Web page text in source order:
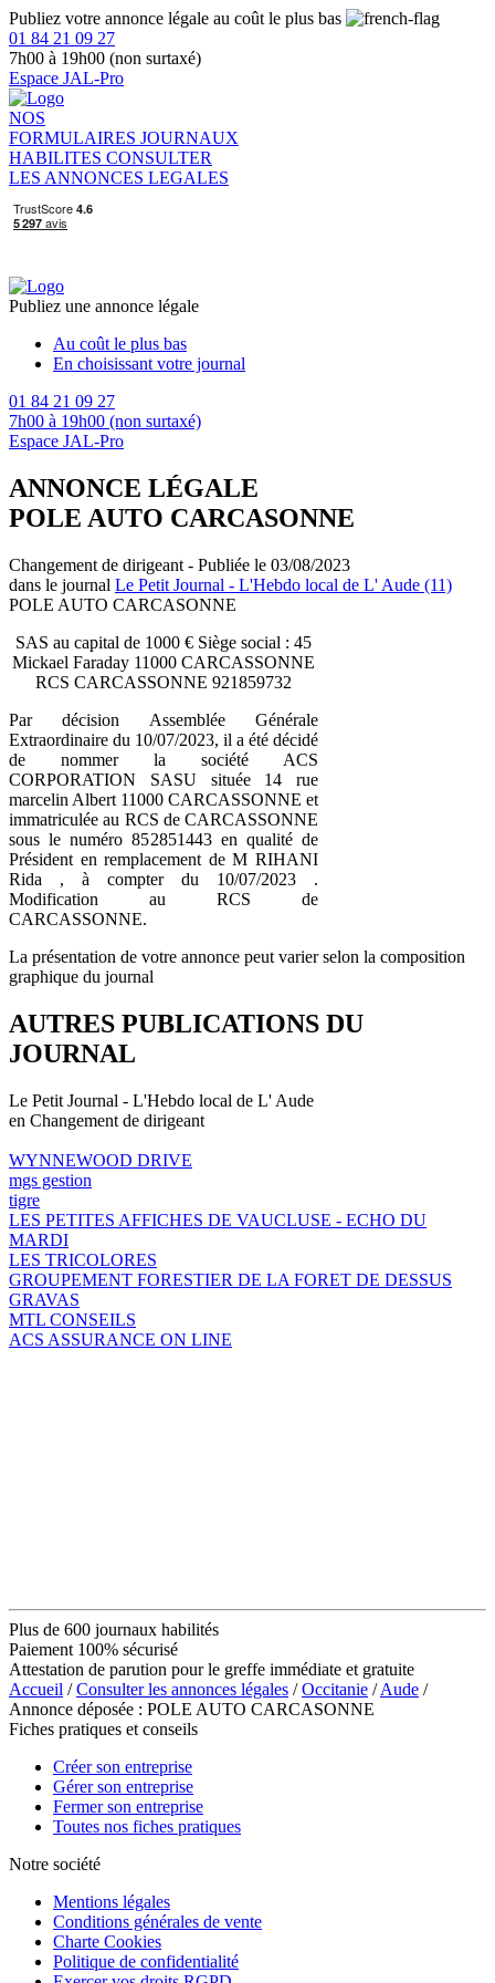
Publiez votre annonce légale au coût le plus bas
01 84 21 09 27
7h00 à 19h00 (non surtaxé)
Espace JAL-Pro
NOS
FORMULAIRES JOURNAUX
HABILITES CONSULTER
LES ANNONCES LEGALES
Publiez une annonce légale
Au coût le plus bas
En choisissant votre journal
01 84 21 09 27
7h00 à 19h00 (non surtaxé)
Espace JAL-Pro
ANNONCE LÉGALE
POLE AUTO CARCASONNE
Changement de dirigeant - Publiée le 03/08/2023
dans le journal Le Petit Journal - L'Hebdo local de L' Aude (11)
POLE AUTO CARCASONNE
SAS au capital de 1000 € Siège social : 45
Mickael Faraday 11000 CARCASSONNE
RCS CARCASSONNE 921859732
Par décision Assemblée Générale
Extraordinaire du 10/07/2023, il a été décidé
de nommer la société ACS
CORPORATION SASU située 14 rue
marcelin Albert 11000 CARCASSONNE et
immatriculée au RCS de CARCASSONNE
sous le numéro 852851443 en qualité de
Président en remplacement de M RIHANI
Rida , à compter du 10/07/2023 .
Modification au RCS de
CARCASSONNE.
La présentation de votre annonce peut varier selon la composition
graphique du journal
AUTRES PUBLICATIONS DU
JOURNAL
Le Petit Journal - L'Hebdo local de L' Aude
en Changement de dirigeant
WYNNEWOOD DRIVE
mgs gestion
tigre
LES PETITES AFFICHES DE VAUCLUSE - ECHO DU
MARDI
LES TRICOLORES
GROUPEMENT FORESTIER DE LA FORET DE DESSUS
GRAVAS
MTL CONSEILS
ACS ASSURANCE ON LINE
Plus de 600 journaux habilités
Paiement 100% sécurisé
Attestation de parution pour le greffe immédiate et gratuite
Accueil /Consulter les annonces légales /Occitanie /Aude /
Annonce déposée : POLE AUTO CARCASONNE
Fiches pratiques et conseils
Créer son entreprise
Gérer son entreprise
Fermer son entreprise
Toutes nos fiches pratiques
Notre société
Mentions légales
Conditions générales de vente
Charte Cookies
Politique de confidentialité